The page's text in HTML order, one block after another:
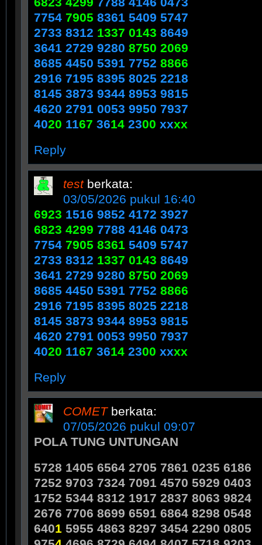
7754 7905 8361 5409 5747
2733 8312 1337 0143 8649
3641 2729 9280 8750 2069
8685 4450 5391 7752 8866
2916 7195 8395 8025 2218
8145 3873 9344 8953 9815
4620 2791 0053 9950 7937
4020 1167 3614 2300 xxxx
Reply
test berkata:
03/05/2026 pukul 16:40
6923 1516 9852 4172 3927
6823 4299 7788 4146 0473
7754 7905 8361 5409 5747
2733 8312 1337 0143 8649
3641 2729 9280 8750 2069
8685 4450 5391 7752 8866
2916 7195 8395 8025 2218
8145 3873 9344 8953 9815
4620 2791 0053 9950 7937
4020 1167 3614 2300 xxxx
Reply
COMET berkata:
07/05/2026 pukul 09:07
POLA TUNG UNTUNGAN
5728 1405 6564 2705 7861 0235 6186
7252 9703 7324 7091 4570 5929 0403
1752 5344 8312 1917 2837 8063 9824
2676 7706 8699 6591 6864 8298 0548
6401 5955 4863 8297 3454 2290 0805